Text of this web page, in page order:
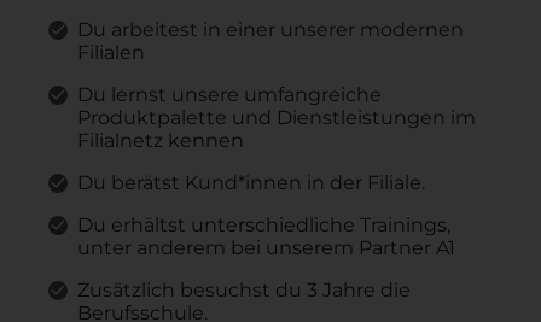
Du arbeitest in einer unserer modernen
Filialen
Du lernst unsere umfangreiche
Produktpalette und Dienstleistungen im
Filialnetz kennen
Du berätst Kund*innen in der Filiale.
Du erhältst unterschiedliche Trainings,
unter anderem bei unserem Partner A1
Zusätzlich besuchst du 3 Jahre die
Berufsschule.